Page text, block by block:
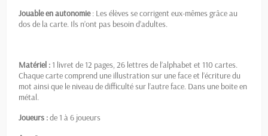
Jouable en autonomie : Les élèves se corrigent eux-mêmes grâce au
dos de la carte. Ils n’ont pas besoin d’adultes.
Matériel : 1 livret de 12 pages, 26 lettres de l’alphabet et 110 cartes.
Chaque carte comprend une illustration sur une face et l’écriture du
mot ainsi que le niveau de difficulté sur l’autre face. Dans une boite en
métal.
Joueurs :de 1 à 6 joueurs